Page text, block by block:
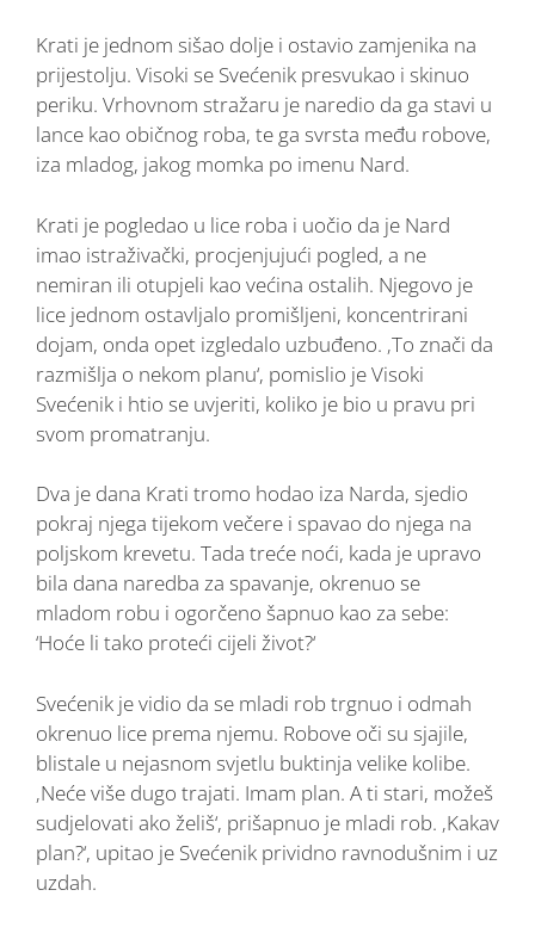
Krati je jednom sišao dolje i ostavio zamjenika na
prijestolju. Visoki se Svećenik presvukao i skinuo
periku. Vrhovnom stražaru je naredio da ga stavi u
lance kao običnog roba, te ga svrsta među robove,
iza mladog, jakog momka po imenu Nard.
Krati je pogledao u lice roba i uočio da je Nard
imao istraživački, procjenjujući pogled, a ne
nemiran ili otupjeli kao većina ostalih. Njegovo je
lice jednom ostavljalo promišljeni, koncentrirani
dojam, onda opet izgledalo uzbuđeno. ‚To znači da
razmišlja o nekom planu‘, pomislio je Visoki
Svećenik i htio se uvjeriti, koliko je bio u pravu pri
svom promatranju.
Dva je dana Krati tromo hodao iza Narda, sjedio
pokraj njega tijekom večere i spavao do njega na
poljskom krevetu. Tada treće noći, kada je upravo
bila dana naredba za spavanje, okrenuo se
mladom robu i ogorčeno šapnuo kao za sebe:
‘Hoće li tako proteći cijeli život?‘
Svećenik je vidio da se mladi rob trgnuo i odmah
okrenuo lice prema njemu. Robove oči su sjajile,
blistale u nejasnom svjetlu buktinja velike kolibe.
‚Neće više dugo trajati. Imam plan. A ti stari, možeš
sudjelovati ako želiš‘, prišapnuo je mladi rob. ‚Kakav
plan?‘, upitao je Svećenik prividno ravnodušnim i uz
uzdah.